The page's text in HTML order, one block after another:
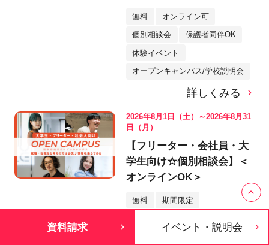
無料 オンライン可
個別相談会 保護者同伴OK
体験イベント
オープンキャンパス/学校説明会
詳しくみる
2026年8月1日（土）～2026年8月31
日（月）
【フリーター・会社員・大
学生向け☆個別相談会】＜
オンラインOK＞
無料 期間限定
資料請求 イベント・説明会